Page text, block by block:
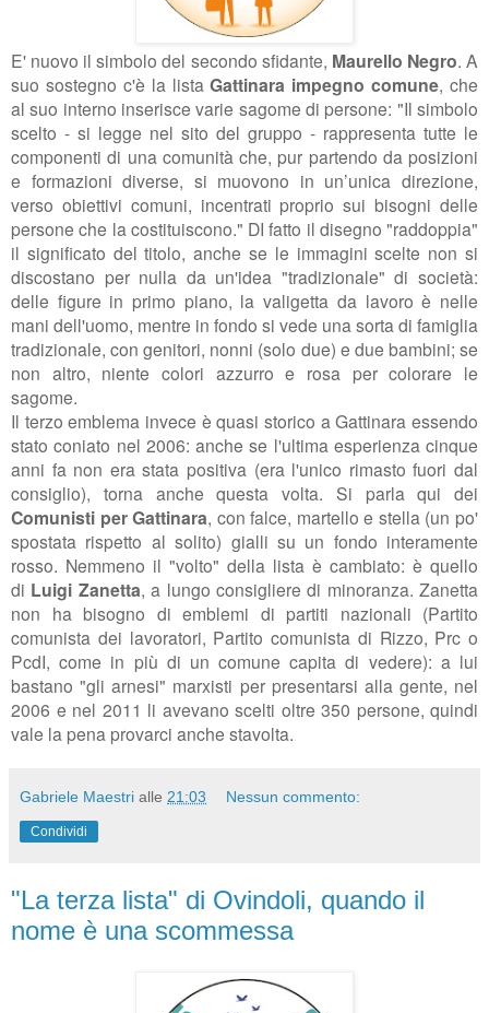
E' nuovo il simbolo del secondo sfidante, Maurello Negro. A
suo sostegno c'è la listaGattinara impegno comune, che
al suo interno inserisce varie sagome di persone: "Il simbolo
scelto - si legge nel sito del gruppo - rappresenta tutte le
componenti di una comunità che, pur partendo da posizioni
e formazioni diverse, si muovono in un’unica direzione,
verso obiettivi comuni, incentrati proprio sui bisogni delle
persone che la costituiscono." DI fatto il disegno "raddoppia"
il significato del titolo, anche se le immagini scelte non si
discostano per nulla da un'idea "tradizionale" di società:
delle figure in primo piano, la valigetta da lavoro è nelle
mani dell'uomo, mentre in fondo si vede una sorta di famiglia
tradizionale, con genitori, nonni (solo due) e due bambini; se
non altro, niente colori azzurro e rosa per colorare le
sagome.
Il terzo emblema invece è quasi storico a Gattinara essendo
stato coniato nel 2006: anche se l'ultima esperienza cinque
anni fa non era stata positiva (era l'unico rimasto fuori dal
consiglio), torna anche questa volta. Si parla qui dei
Comunisti per Gattinara, con falce, martello e stella (un po'
spostata rispetto al solito) gialli su un fondo interamente
rosso. Nemmeno il "volto" della lista è cambiato: è quello
di Luigi Zanetta, a lungo consigliere di minoranza. Zanetta
non ha bisogno di emblemi di partiti nazionali (Partito
comunista dei lavoratori, Partito comunista di Rizzo, Prc o
PcdI, come in più di un comune capita di vedere): a lui
bastano "gli arnesi" marxisti per presentarsi alla gente, nel
2006 e nel 2011 li avevano scelti oltre 350 persone, quindi
vale la pena provarci anche stavolta.
Gabriele Maestri alle 21:03 Nessun commento:
Condividi
"La terza lista" di Ovindoli, quando il
nome è una scommessa